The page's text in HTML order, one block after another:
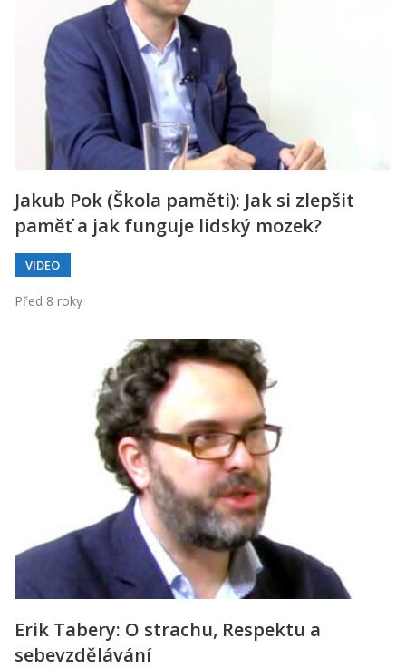
Jakub Pok (Škola paměti): Jak si zlepšit
paměť a jak funguje lidský mozek?
VIDEO
Před 8 roky
Erik Tabery: O strachu, Respektu a
sebevzdělávání